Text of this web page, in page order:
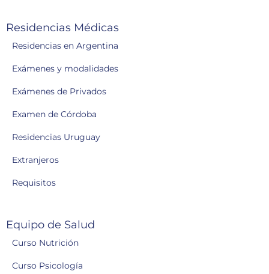
Residencias Médicas
Residencias en Argentina
Exámenes y modalidades
Exámenes de Privados
Examen de Córdoba
Residencias Uruguay
Extranjeros
Requisitos
Equipo de Salud
Curso Nutrición
Curso Psicología